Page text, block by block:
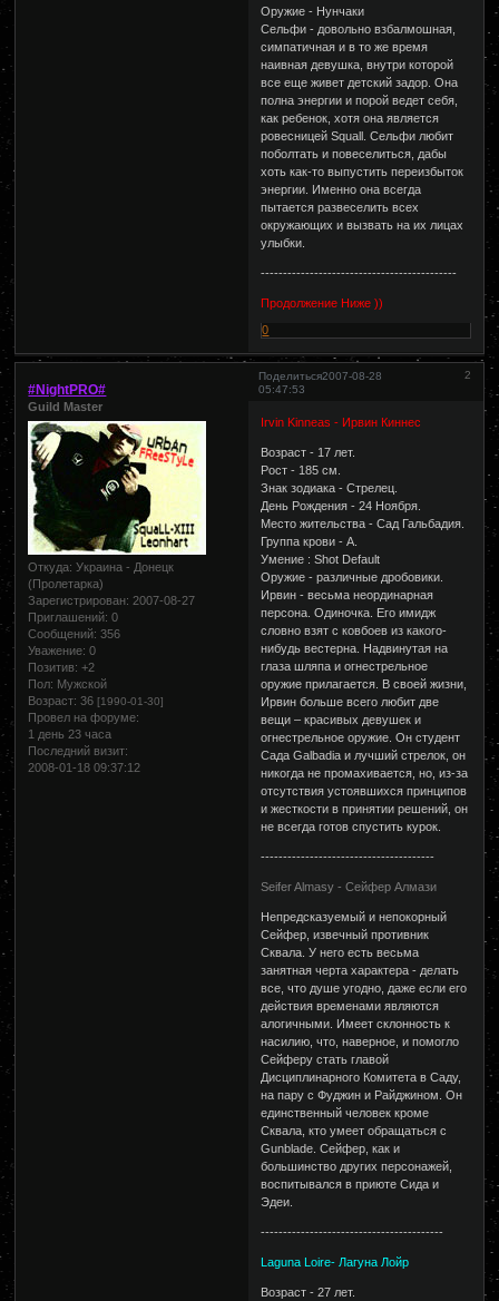
Оружие - Нунчаки
Сельфи - довольно взбалмошная,
симпатичная и в то же время
наивная девушка, внутри которой
все еще живет детский задор. Она
полна энергии и порой ведет себя,
как ребенок, хотя она является
ровесницей Squall. Сельфи любит
поболтать и повеселиться, дабы
хоть как-то выпустить переизбыток
энергии. Именно она всегда
пытается развеселить всех
окружающих и вызвать на их лицах
улыбки.
--------------------------------------------
Продолжение Ниже ))
0
Поделиться 2
2007-08-28
05:47:53
#NightPRO#
Guild Master
Откуда: Украина - Донецк
(Пролетарка)
Зарегистрирован: 2007-08-27
Приглашений: 0
Сообщений: 356
Уважение: 0
Позитив: +2
Пол: Мужской
Возраст: 36[1990-01-30]
Провел на форуме:
1 день 23 часа
Последний визит:
2008-01-18 09:37:12
Irvin Kinneas - Ирвин Киннес
Возраст - 17 лет.
Рост - 185 см.
Знак зодиака - Стрелец.
День Рождения - 24 Ноября.
Место жительства - Сад Гальбадия.
Группа крови - А.
Умение : Shot Default
Оружие - различные дробовики.
Ирвин - весьма неординарная
персона. Одиночка. Его имидж
словно взят с ковбоев из какого-
нибудь вестерна. Надвинутая на
глаза шляпа и огнестрельное
оружие прилагается. В своей жизни,
Ирвин больше всего любит две
вещи – красивых девушек и
огнестрельное оружие. Он студент
Сада Galbadia и лучший стрелок, он
никогда не промахивается, но, из-за
отсутствия устоявшихся принципов
и жесткости в принятии решений, он
не всегда готов спустить курок.
---------------------------------------
Seifer Almasy - Сейфер Алмази
Непредсказуемый и непокорный
Сейфер, извечный противник
Сквала. У него есть весьма
занятная черта характера - делать
все, что душе угодно, даже если его
действия временами являются
алогичными. Имеет склонность к
насилию, что, наверное, и помогло
Сейферу стать главой
Дисциплинарного Комитета в Саду,
на пару с Фуджин и Райджином. Он
единственный человек кроме
Сквала, кто умеет обращаться с
Gunblade. Сейфер, как и
большинство других персонажей,
воспитывался в приюте Сида и
Эдеи.
-----------------------------------------
Laguna Loire- Лагуна Лойр
Возраст - 27 лет.